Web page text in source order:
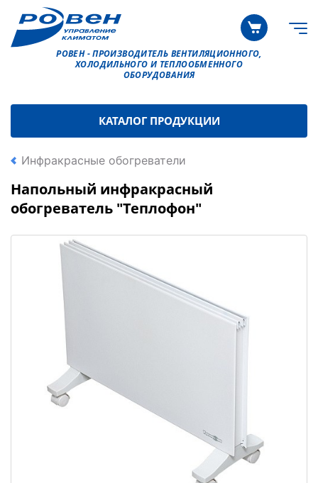
РОВЕН - ПРОИЗВОДИТЕЛЬ ВЕНТИЛЯЦИОННОГО,
ХОЛОДИЛЬНОГО И ТЕПЛООБМЕННОГО
ОБОРУДОВАНИЯ
КАТАЛОГ ПРОДУКЦИИ
Инфракрасные обогреватели
Напольный инфракрасный
обогреватель "Теплофон"